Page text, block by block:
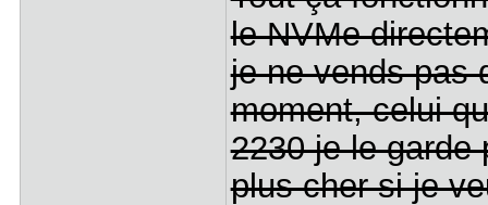
le NVMe
je ne vends pas
moment, celui
2230 je le garde
plus cher si je